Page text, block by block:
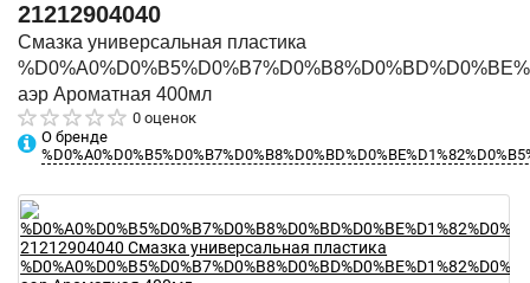
21212904040
Смазка универсальная пластика
аэр Ароматная 400мл
0 оценок
О бренде